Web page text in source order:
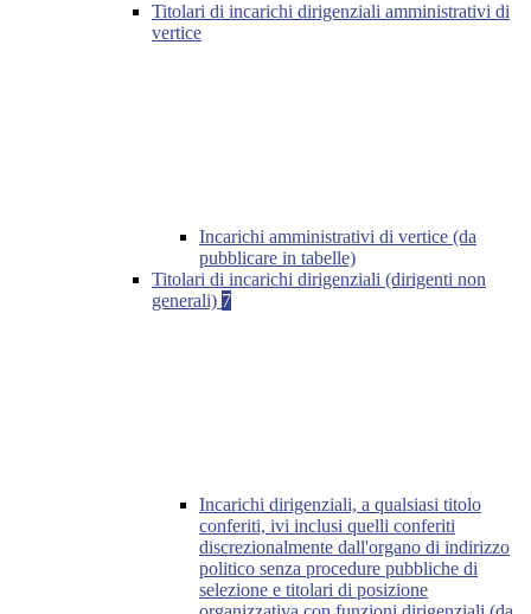
Titolari di incarichi dirigenziali amministrativi di
vertice
Incarichi amministrativi di vertice (da
pubblicare in tabelle)
Titolari di incarichi dirigenziali (dirigenti non
generali) 7
Incarichi dirigenziali, a qualsiasi titolo
conferiti, ivi inclusi quelli conferiti
discrezionalmente dall'organo di indirizzo
politico senza procedure pubbliche di
selezione e titolari di posizione